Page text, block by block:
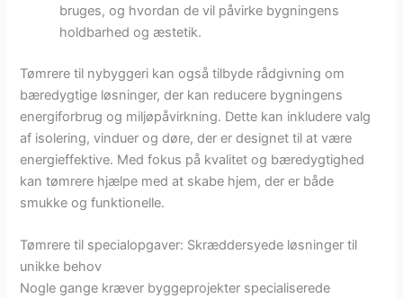
bruges, og hvordan de vil påvirke bygningens
holdbarhed og æstetik.
Tømrere til nybyggeri kan også tilbyde rådgivning om
bæredygtige løsninger, der kan reducere bygningens
energiforbrug og miljøpåvirkning. Dette kan inkludere valg
af isolering, vinduer og døre, der er designet til at være
energieffektive. Med fokus på kvalitet og bæredygtighed
kan tømrere hjælpe med at skabe hjem, der er både
smukke og funktionelle.
Tømrere til specialopgaver: Skræddersyede løsninger til
unikke behov
Nogle gange kræver byggeprojekter specialiserede